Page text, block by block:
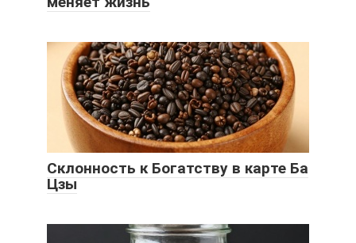
Склонность к Богатству в карте Ба
Цзы